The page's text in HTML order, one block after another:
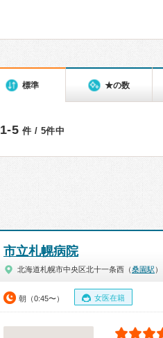
標準 ★の数
1-5 件 / 5件中
市立札幌病院
北海道札幌市中央区北十一条西（桑園駅 ）
朝（0:45〜） 女医在籍